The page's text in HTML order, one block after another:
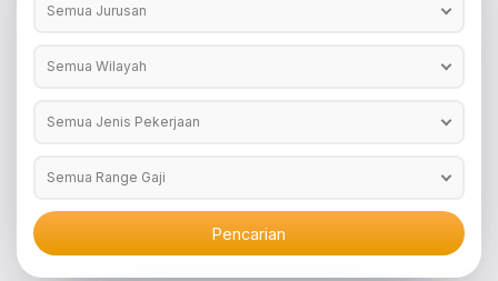
Semua Jurusan
Semua Wilayah
Semua Jenis Pekerjaan
Semua Range Gaji
Pencarian